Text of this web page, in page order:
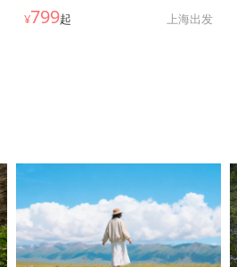
中心 近恩施大戏台 地理位置优越+旅
游交通便利）
¥799起 上海出发